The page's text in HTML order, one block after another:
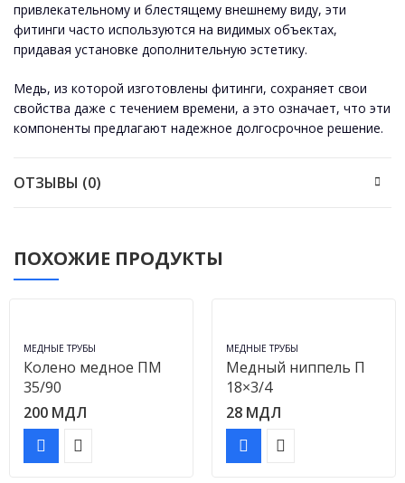
привлекательному и блестящему внешнему виду, эти
фитинги часто используются на видимых объектах,
придавая установке дополнительную эстетику.
Медь, из которой изготовлены фитинги, сохраняет свои
свойства даже с течением времени, а это означает, что эти
компоненты предлагают надежное долгосрочное решение.
ОТЗЫВЫ (0)
ПОХОЖИЕ ПРОДУКТЫ
МЕДНЫЕ ТРУБЫ
Колено медное ПМ
35/90
200 МДЛ
МЕДНЫЕ ТРУБЫ
Медный ниппель П
18×3/4
28 МДЛ